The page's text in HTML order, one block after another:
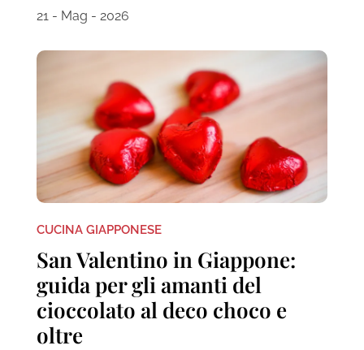
21 - Mag - 2026
CUCINA GIAPPONESE
San Valentino in Giappone:
guida per gli amanti del
cioccolato al deco choco e
oltre